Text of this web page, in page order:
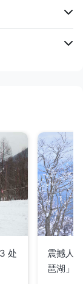
处
震撼人
琶湖」